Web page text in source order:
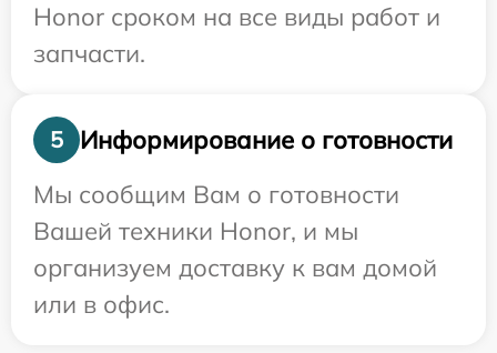
Honor сроком на все виды работ и
запчасти.
5
Информирование о готовности
Мы сообщим Вам о готовности
Вашей техники Honor, и мы
организуем доставку к вам домой
или в офис.